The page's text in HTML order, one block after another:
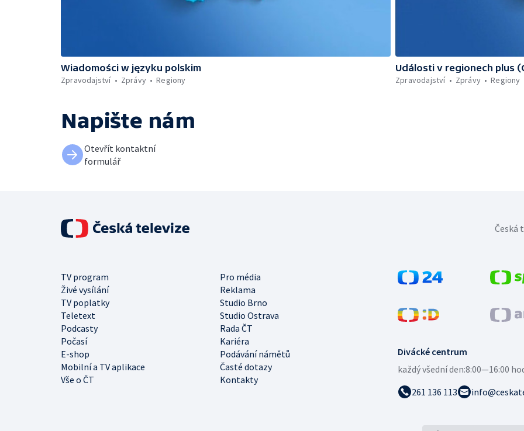
Wiadomości w języku polskim
Zpravodajství
Zprávy Regiony
Události v regionech plus
Zpravodajství
Zprávy Regiony
Napište nám
Otevřít kontaktní
formulář
Divácké centrum
každý všední den:8:00—16:00
261 136 113
TV program
Pro média
Živé vysílání
Reklama
TV poplatky
Studio Brno
Teletext
Studio Ostrava
Podcasty
Rada ČT
Počasí
Kariéra
E-shop
Podávání námětů
Mobilní a TV aplikace
Časté dotazy
Vše o ČT
Kontakty
Česká